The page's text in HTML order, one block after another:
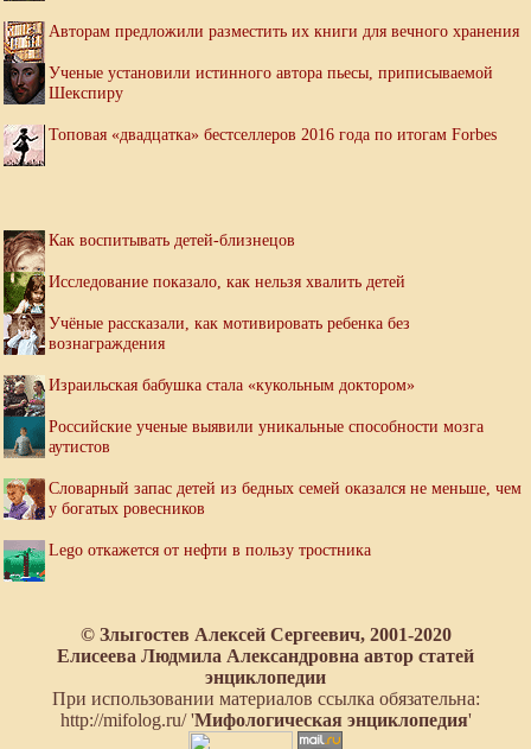
Авторам предложили разместить их книги для вечного хранения
Ученые установили истинного автора пьесы, приписываемой
Шекспиру
Топовая «двадцатка» бестселлеров 2016 года по итогам Forbes
Как воспитывать детей-близнецов
Исследование показало, как нельзя хвалить детей
Учёные рассказали, как мотивировать ребенка без
вознаграждения
Израильская бабушка стала «кукольным доктором»
Российские ученые выявили уникальные способности мозга
аутистов
Словарный запас детей из бедных семей оказался не меньше, чем
у богатых ровесников
Lego откажется от нефти в пользу тростника
© Злыгостев Алексей Сергеевич, 2001-2020
Елисеева Людмила Александровна автор статей
энциклопедии
При использовании материалов ссылка обязательна:
http://mifolog.ru/ 'Мифологическая энциклопедия'